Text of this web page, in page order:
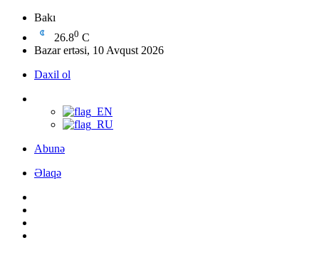
Bakı
26.80 C
Bazar ertəsi, 10 Avqust 2026
Daxil ol
Abunə
Əlaqə